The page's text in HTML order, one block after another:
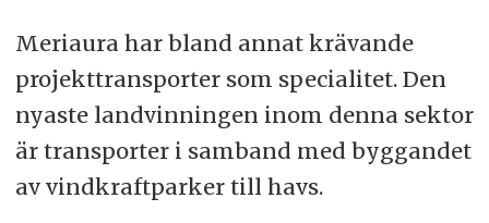
Meriaura har bland annat krävande
projekttransporter som specialitet. Den
nyaste landvinningen inom denna sektor
är transporter i samband med byggandet
av vindkraftparker till havs.